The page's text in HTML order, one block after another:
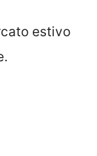
estivo